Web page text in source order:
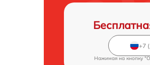
Нажимая на кнопку